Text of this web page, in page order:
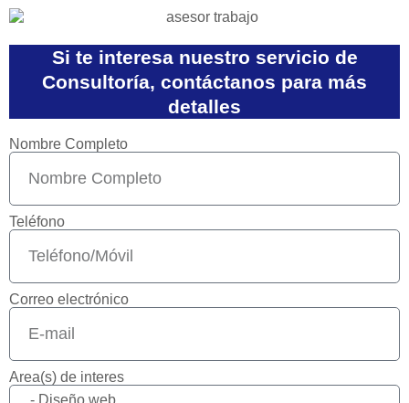
Si te interesa nuestro servicio de
Consultoría, contáctanos para más
detalles
Nombre Completo
Teléfono
Correo electrónico
Area(s) de interes